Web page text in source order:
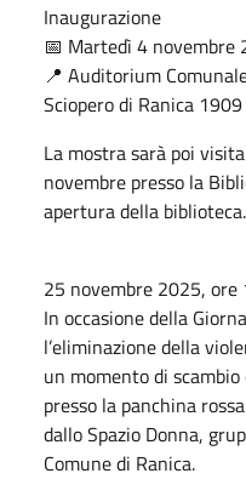
Inaugurazione
📅 Martedì 4 novembre
📍 Auditorium
Sciopero di Ranica
La mostra sarà poi
novembre presso la
apertura della biblioteca.
25 novembre 2025, ore
In occasione della
l’eliminazione della
un momento di
presso la panchina
dallo Spazio Donna,
Comune di Ranica.